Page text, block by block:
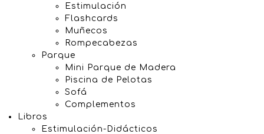
Estimulación
Flashcards
Muñecos
Rompecabezas
Parque
Mini Parque de Madera
Piscina de Pelotas
Sofá
Complementos
Libros
Estimulación-Didácticos